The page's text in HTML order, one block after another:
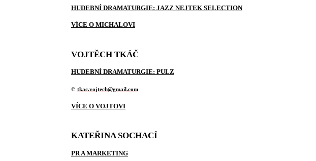
HUDEBNÍ DRAMATURGIE: JAZZ NEJTEK SELECTION
VÍCE O MICHALOVI
VOJTĚCH TKÁČ
HUDEBNÍ DRAMATURGIE: PULZ
e tkac.vojtech@gmail.com
VÍCE O VOJTOVI
KATEŘINA SOCHACÍ
PR A MARKETING